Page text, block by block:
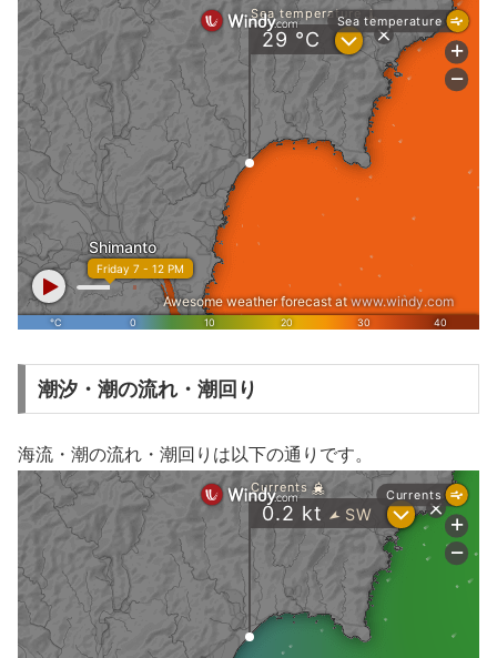
潮汐・潮の流れ・潮回り
海流・潮の流れ・潮回りは以下の通りです。